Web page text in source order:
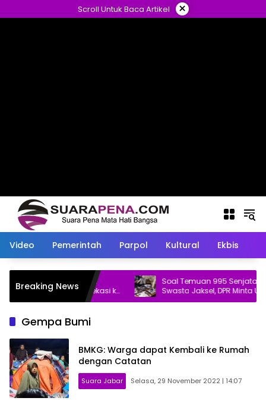
ke
Scroll Untuk Baca Artikel ×
Video Pemerintah Parpol Kultural Ekbis
Breaking News
Laporkan Dugaan
Pasar Baru Bekasi ke
Soal Temuan 995 Senjata Api di
Swasta Jaksel, DPR Minta Usut
Gempa Bumi
BMKG: Warga dapat Kembali ke Rumah
dengan Catatan
Suara Jabar Selasa, 29 November 2022 | 14:07